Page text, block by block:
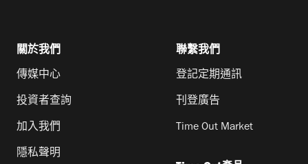
關於我們
傳媒中心
投資者查詢
加入我們
隱私聲明
聯繫我們
登記定期通訊
刊登廣告
Time Out Market